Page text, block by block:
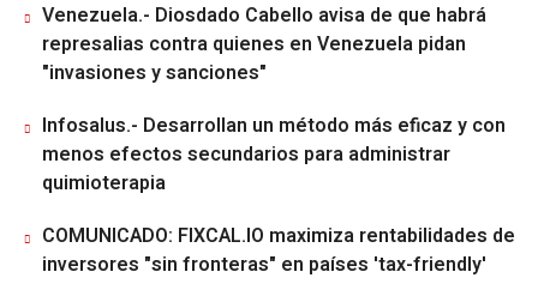
Venezuela.- Diosdado Cabello avisa de que habrá
represalias contra quienes en Venezuela pidan
"invasiones y sanciones"
Infosalus.- Desarrollan un método más eficaz y con
menos efectos secundarios para administrar
quimioterapia
COMUNICADO: FIXCAL.IO maximiza rentabilidades de
inversores "sin fronteras" en países 'tax-friendly'